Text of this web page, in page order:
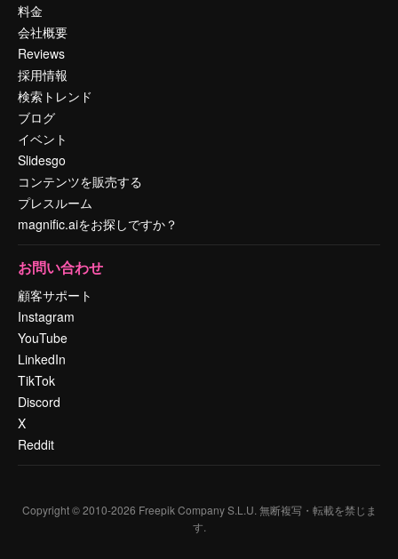
料金
会社概要
Reviews
採用情報
検索トレンド
ブログ
イベント
Slidesgo
コンテンツを販売する
プレスルーム
magnific.aiをお探しですか？
お問い合わせ
顧客サポート
Instagram
YouTube
LinkedIn
TikTok
Discord
X
Reddit
Copyright © 2010-2026 Freepik Company S.L.U. 無断複写・転載を禁じま
す.